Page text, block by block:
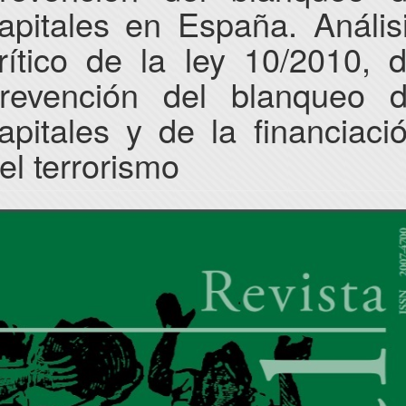
en España.
de la ley 10/2010,
del blanqueo
y de la
terrorismo